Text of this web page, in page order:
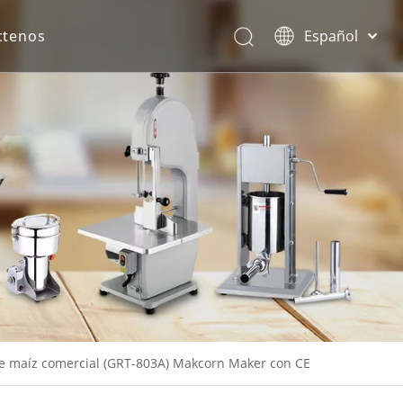
Español
English
comercial (GRT-803A) Makcorn Maker con CE